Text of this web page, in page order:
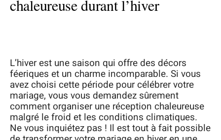
chaleureuse durant l’hiver
L’hiver est une saison qui offre des décors
féeriques et un charme incomparable. Si vous
avez choisi cette période pour célébrer votre
mariage, vous vous demandez sûrement
comment organiser une réception chaleureuse
malgré le froid et les conditions climatiques.
Ne vous inquiétez pas ! Il est tout à fait possible